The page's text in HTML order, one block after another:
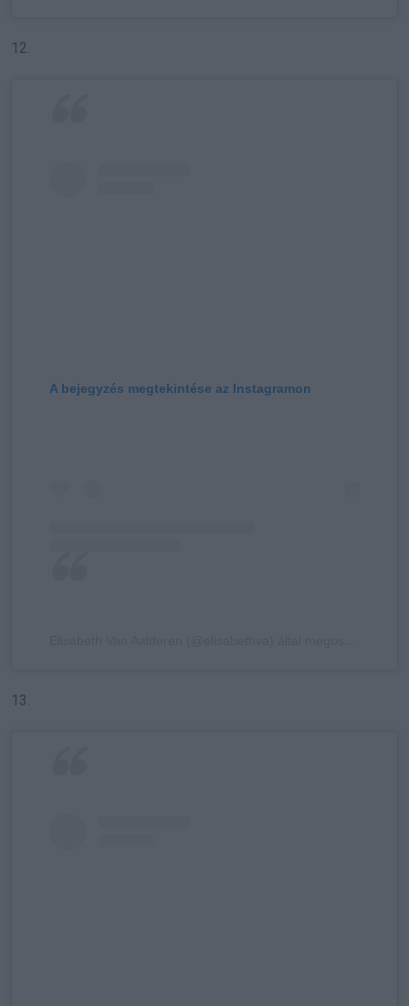
12.
A bejegyzés megtekintése az Instagramon
13.